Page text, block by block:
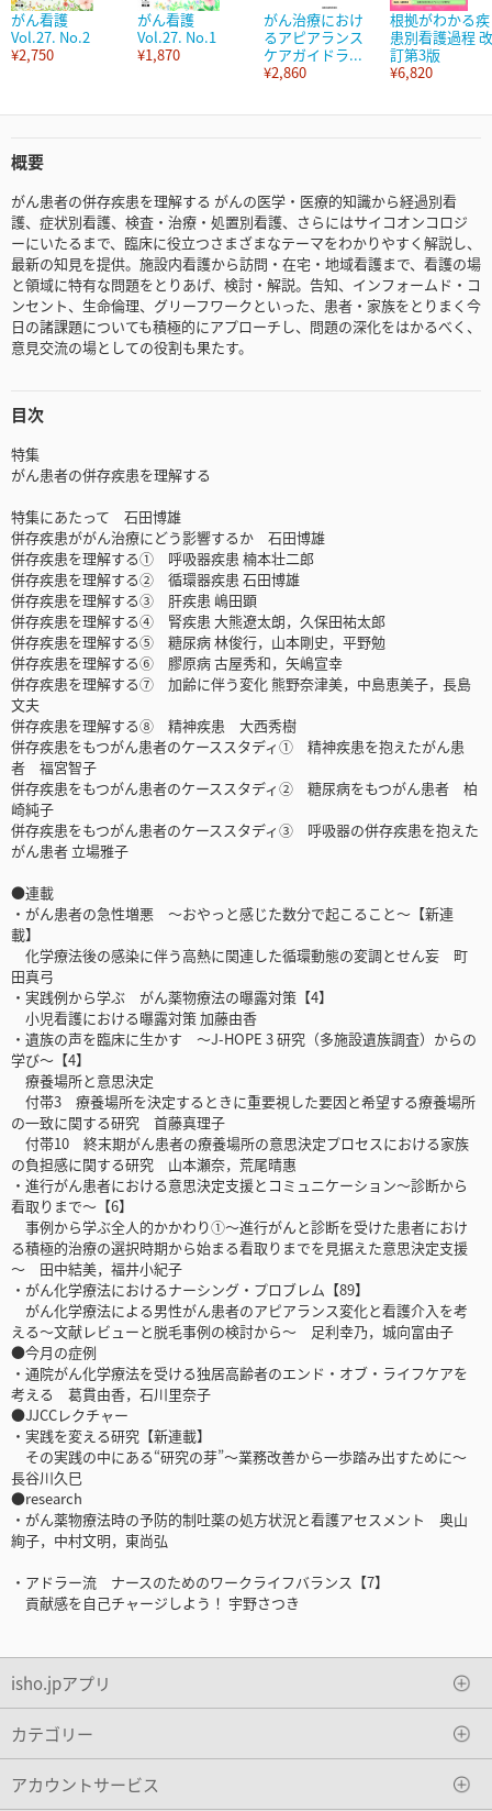
がん看護
Vol.27. No.2
¥2,750
がん看護
Vol.27. No.1
¥1,870
がん治療におけ
るアピアランス
ケアガイドラ...
¥2,860
根拠がわかる疾
患別看護過程 改
訂第3版
¥6,820
概要
がん患者の併存疾患を理解する がんの医学・医療的知識から経過別看
護、症状別看護、検査・治療・処置別看護、さらにはサイコオンコロジ
ーにいたるまで、臨床に役立つさまざまなテーマをわかりやすく解説し、
最新の知見を提供。施設内看護から訪問・在宅・地域看護まで、看護の場
と領域に特有な問題をとりあげ、検討・解説。告知、インフォームド・コ
ンセント、生命倫理、グリーフワークといった、患者・家族をとりまく今
日の諸課題についても積極的にアプローチし、問題の深化をはかるべく、
意見交流の場としての役割も果たす。
目次
特集
がん患者の併存疾患を理解する
特集にあたって 石田博雄
併存疾患ががん治療にどう影響するか 石田博雄
併存疾患を理解する① 呼吸器疾患 楠本壮二郎
併存疾患を理解する② 循環器疾患 石田博雄
併存疾患を理解する③ 肝疾患 嶋田顕
併存疾患を理解する④ 腎疾患 大熊遼太朗，久保田祐太郎
併存疾患を理解する⑤ 糖尿病 林俊行，山本剛史，平野勉
併存疾患を理解する⑥ 膠原病 古屋秀和，矢嶋宣幸
併存疾患を理解する⑦ 加齢に伴う変化 熊野奈津美，中島恵美子，長島
文夫
併存疾患を理解する⑧ 精神疾患 大西秀樹
併存疾患をもつがん患者のケーススタディ① 精神疾患を抱えたがん患
者 福宮智子
併存疾患をもつがん患者のケーススタディ② 糖尿病をもつがん患者 柏
崎純子
併存疾患をもつがん患者のケーススタディ③ 呼吸器の併存疾患を抱えた
がん患者 立場雅子
●連載
・がん患者の急性増悪 ～おやっと感じた数分で起こること～【新連
載】
化学療法後の感染に伴う高熱に関連した循環動態の変調とせん妄 町
田真弓
・実践例から学ぶ がん薬物療法の曝露対策【4】
小児看護における曝露対策 加藤由香
・遺族の声を臨床に生かす ～J-HOPE 3 研究（多施設遺族調査）からの
学び～【4】
療養場所と意思決定
付帯3 療養場所を決定するときに重要視した要因と希望する療養場所
の一致に関する研究 首藤真理子
付帯10 終末期がん患者の療養場所の意思決定プロセスにおける家族
の負担感に関する研究 山本瀬奈，荒尾晴惠
・進行がん患者における意思決定支援とコミュニケーション～診断から
看取りまで～【6】
事例から学ぶ全人的かかわり①～進行がんと診断を受けた患者におけ
る積極的治療の選択時期から始まる看取りまでを見据えた意思決定支援
～ 田中結美，福井小紀子
・がん化学療法におけるナーシング・プロブレム【89】
がん化学療法による男性がん患者のアピアランス変化と看護介入を考
える～文献レビューと脱毛事例の検討から～ 足利幸乃，城向富由子
●今月の症例
・通院がん化学療法を受ける独居高齢者のエンド・オブ・ライフケアを
考える 葛貫由香，石川里奈子
●JJCCレクチャー
・実践を変える研究【新連載】
その実践の中にある“研究の芽”～業務改善から一歩踏み出すために～
長谷川久巳
●research
・がん薬物療法時の予防的制吐薬の処方状況と看護アセスメント 奥山
絢子，中村文明，東尚弘
・アドラー流 ナースのためのワークライフバランス【7】
貢献感を自己チャージしよう！ 宇野さつき
isho.jpアプリ
カテゴリー
アカウントサービス